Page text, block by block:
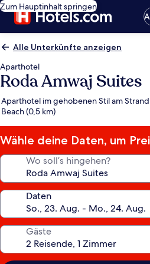
Zum Hauptinhalt springen
Alle Unterkünfte anzeigen
Aparthotel
Roda Amwaj Suites
Aparthotel im gehobenen Stil am
Beach (0,5 km)
Wähle deine Daten, um
Wo soll’s hingehen?
Daten
Gäste